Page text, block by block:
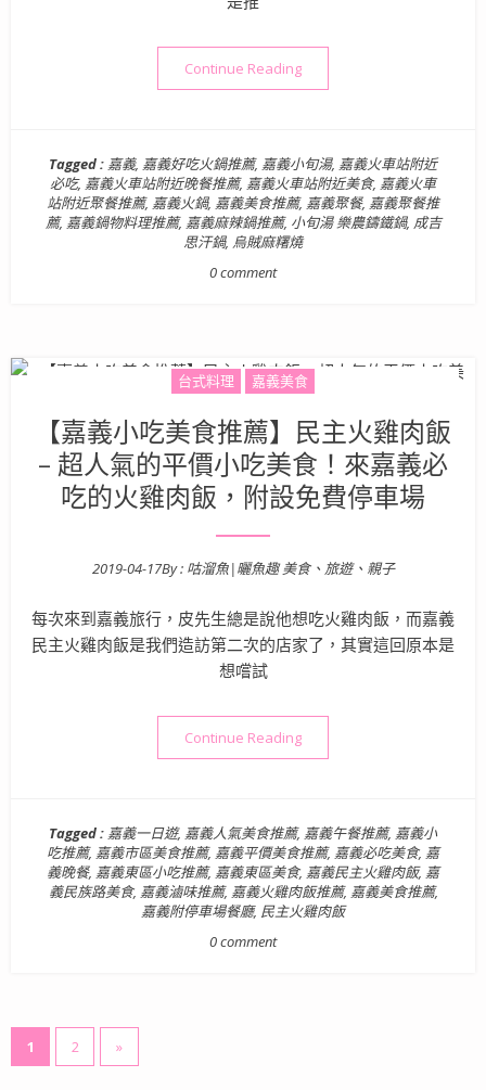
Continue Reading“【嘉義西區美食】小旬湯
Tagged : 嘉義, 嘉義好吃火鍋推薦, 嘉義小旬湯, 嘉義火車站附近
必吃, 嘉義火車站附近晚餐推薦, 嘉義火車站附近美食, 嘉義火車
站附近聚餐推薦, 嘉義火鍋, 嘉義美食推薦, 嘉義聚餐, 嘉義聚餐推
薦, 嘉義鍋物料理推薦, 嘉義麻辣鍋推薦, 小旬湯 樂農鑄鐵鍋, 成吉
思汗鍋, 烏賊麻糬燒
0 comment
台式料理 嘉義美食
【嘉義小吃美食推薦】民主火雞肉飯
– 超人氣的平價小吃美食！來嘉義必
吃的火雞肉飯，附設免費停車場
Posted on
2019-04-17By : 咕溜魚|曬魚趣 美食、旅遊、親子
每次來到嘉義旅行，皮先生總是說他想吃火雞肉飯，而嘉義
民主火雞肉飯是我們造訪第二次的店家了，其實這回原本是
想嚐試
Continue Reading“【嘉義小吃美食推薦】民主
Tagged : 嘉義一日遊, 嘉義人氣美食推薦, 嘉義午餐推薦, 嘉義小
吃推薦, 嘉義市區美食推薦, 嘉義平價美食推薦, 嘉義必吃美食, 嘉
義晚餐, 嘉義東區小吃推薦, 嘉義東區美食, 嘉義民主火雞肉飯, 嘉
義民族路美食, 嘉義滷味推薦, 嘉義火雞肉飯推薦, 嘉義美食推薦,
嘉義附停車場餐廳, 民主火雞肉飯
0 comment
文
章
1 2 »